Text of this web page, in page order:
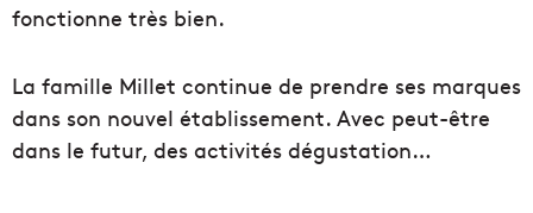
fonctionne très bien.
La famille Millet continue de prendre ses marques
dans son nouvel établissement. Avec peut-être
dans le futur, des activités dégustation…